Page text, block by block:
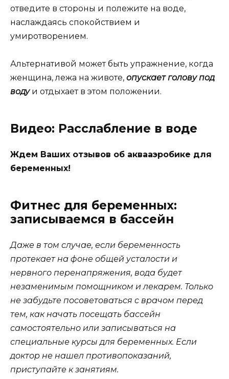
отведите в стороны и полежите на воде,
наслаждаясь спокойствием и
умиротворением.
Альтернативой может быть упражнение, когда
женщина, лежа на животе, опускает голову под
водуи отдыхает в этом положении.
Видео: Расслабление в воде
Ждем Ваших отзывов об аквааэробике для
беременных!
Фитнес для беременных:
записываемся в бассейн
Даже в том случае, если беременность
протекает на фоне общей усталости и
нервного перенапряжения, вода будет
незаменимым помощником и лекарем. Только
не забудьте посоветоваться с врачом перед
тем, как начать посещать бассейн
самостоятельно или записываться на
специальные курсы для беременных. Если
доктор не нашел противопоказаний,
приступайте к занятиям.